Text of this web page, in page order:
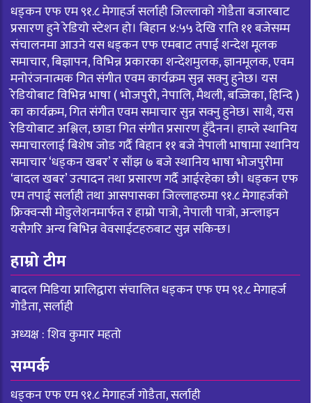
धड्कन एफ एम ९१.८ मेगाहर्ज सर्लाही जिल्लाको गोडैता बजारबाट
प्रसारण हुने रेडियो स्टेशन हो। बिहान ४:५५ देखि राति ११ बजेसम्म
संचालनमा आउने यस धड्कन एफ एमबाट तपाई शन्देश मूलक
समाचार, बिज्ञापन, विभिन्न प्रकारका शन्देशमुलक, ज्ञानमूलक, एवम
मनोरंजनात्मक गित संगीत एवम कार्यक्रम सुन्न सक्नु हुनेछ। यस
रेडियोबाट विभिन्न भाषा ( भोजपुरी, नेपालि, मैथली, बज्जिका, हिन्दि )
का कार्यक्रम, गित संगीत एवम समाचार सुन्न सक्नु हुनेछ। साथै, यस
रेडियोबाट अश्लिल, छाडा गित संगीत प्रसारण हुँदैनन। हाम्ले स्थानिय
समाचारलाई बिशेष जोड गर्दै बिहान ११ बजे नेपाली भाषामा स्थानिय
समाचार ‘धड्कन खबर’ र साँझ ७ बजे स्थानिय भाषा भोजपुरीमा
‘बादल खबर’ उत्पादन तथा प्रसारण गर्दै आईरहेका छौ। धड्कन एफ
एम तपाई सर्लाही तथा आसपासका जिल्लाहरुमा ९१.८ मेगाहर्जको
फ्रिक्वन्सी मोडुलेशनमार्फत र हाम्रो पात्रो, नेपाली पात्रो, अन्लाइन
यसैगरि अन्य बिभिन्न वेवसाईटहरुबाट सुन्न सकिन्छ।
हाम्रो टीम
बादल मिडिया प्रालिद्वारा संचालित धड्कन एफ एम ९१.८ मेगाहर्ज
गोडैता, सर्लाही
अध्यक्ष : शिव कुमार महतो
सम्पर्क
धड्कन एफ एम ९१.८ मेगाहर्ज गोडैता, सर्लाही